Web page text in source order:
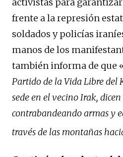
frente a la represión
soldados y policías
manos de los
también informa de que
Partido de la Vida Libre del
sede en el vecino Irak,
contrabandeando armas y
través de las montañas